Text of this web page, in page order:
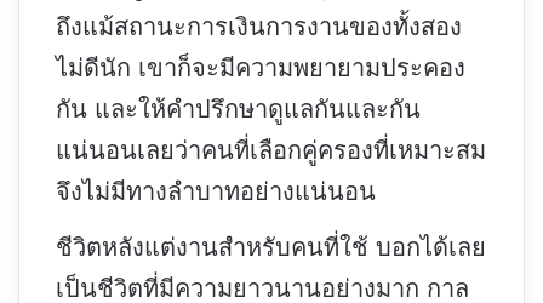
ถึงแม้สถานะการเงินการงานของทั้งสอง
ไม่ดีนัก เขาก็จะมีความพยายามประคอง
กัน และให้คำปรึกษาดูแลกันและกัน
แน่นอนเลยว่าคนที่เลือกคู่ครองที่เหมาะสม
จึงไม่มีทางลำบาทอย่างแน่นอน
ชีวิตหลังแต่งานสำหรับคนที่ใช้ บอกได้เลย
เป็นชีวิตที่มีความยาวนานอย่างมาก กาล